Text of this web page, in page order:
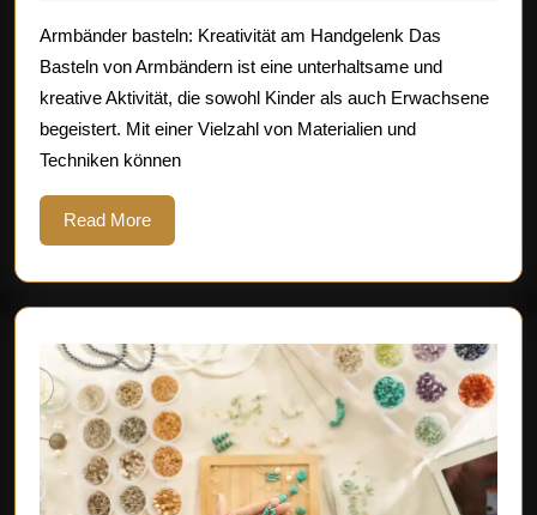
Schmuckstücke
selbst
gestalten
Armbänder basteln: Kreativität am Handgelenk Das
Basteln von Armbändern ist eine unterhaltsame und
kreative Aktivität, die sowohl Kinder als auch Erwachsene
begeistert. Mit einer Vielzahl von Materialien und
Techniken können
Read MoreRead
More